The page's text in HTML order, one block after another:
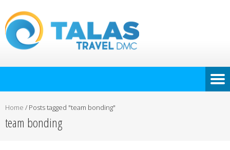
Home / Posts tagged "team bonding"
team bonding